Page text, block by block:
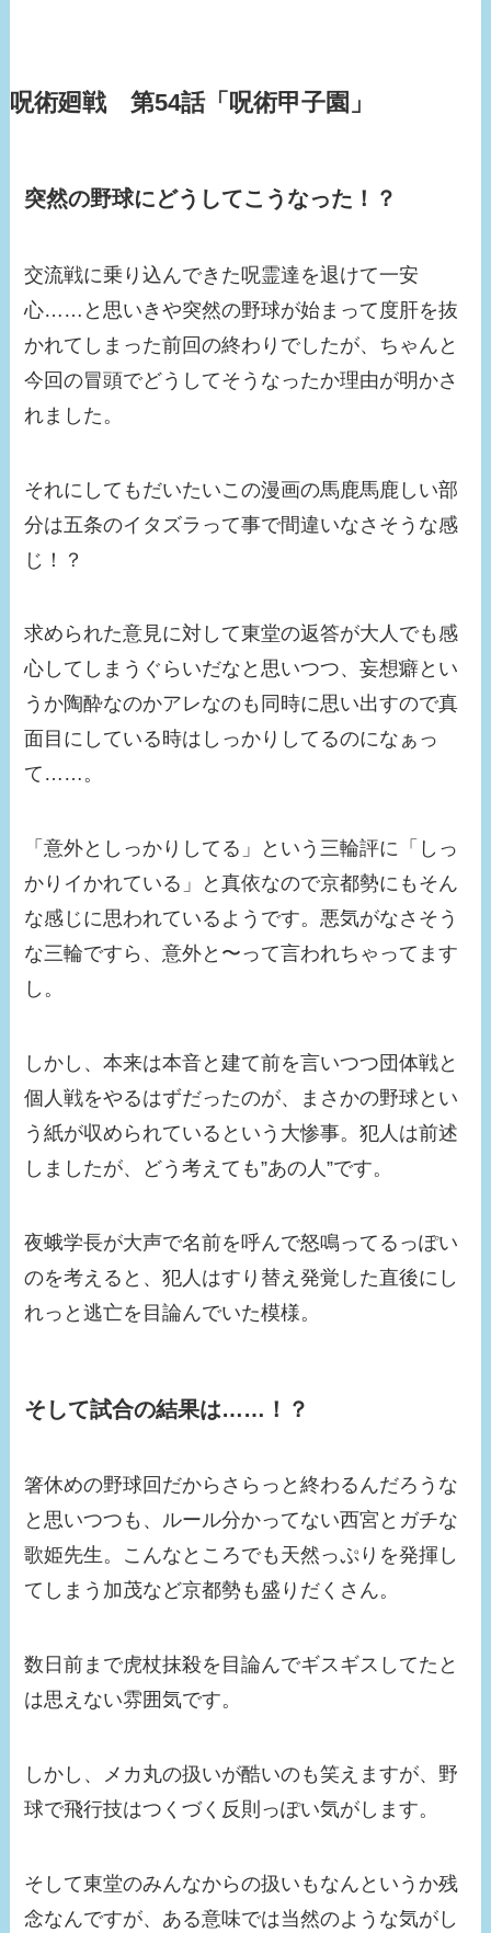
呪術廻戦 第54話「呪術甲子園」
突然の野球にどうしてこうなった！？
交流戦に乗り込んできた呪霊達を退けて一安
心……と思いきや突然の野球が始まって度肝を抜
かれてしまった前回の終わりでしたが、ちゃんと
今回の冒頭でどうしてそうなったか理由が明かさ
れました。
それにしてもだいたいこの漫画の馬鹿馬鹿しい部
分は五条のイタズラって事で間違いなさそうな感
じ！？
求められた意見に対して東堂の返答が大人でも感
心してしまうぐらいだなと思いつつ、妄想癖とい
うか陶酔なのかアレなのも同時に思い出すので真
面目にしている時はしっかりしてるのになぁっ
て……。
「意外としっかりしてる」という三輪評に「しっ
かりイかれている」と真依なので京都勢にもそん
な感じに思われているようです。悪気がなさそう
な三輪ですら、意外と〜って言われちゃってます
し。
しかし、本来は本音と建て前を言いつつ団体戦と
個人戦をやるはずだったのが、まさかの野球とい
う紙が収められているという大惨事。犯人は前述
しましたが、どう考えても”あの人”です。
夜蛾学長が大声で名前を呼んで怒鳴ってるっぽい
のを考えると、犯人はすり替え発覚した直後にし
れっと逃亡を目論んでいた模様。
そして試合の結果は……！？
箸休めの野球回だからさらっと終わるんだろうな
と思いつつも、ルール分かってない西宮とガチな
歌姫先生。こんなところでも天然っぷりを発揮し
てしまう加茂など京都勢も盛りだくさん。
数日前まで虎杖抹殺を目論んでギスギスしてたと
は思えない雰囲気です。
しかし、メカ丸の扱いが酷いのも笑えますが、野
球で飛行技はつくづく反則っぽい気がします。
そして東堂のみんなからの扱いもなんというか残
念なんですが、ある意味では当然のような気がし